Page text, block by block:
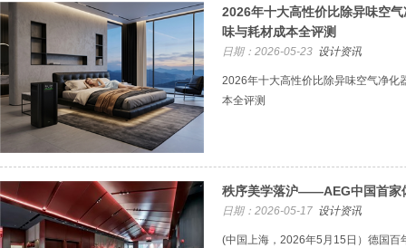
2026年十大高性价比除异味空
味与耗材成本全评测
日期：2026-05-23 设计资讯
2026年十大高性价比除异味空气净化
本全评测
秩序美学落沪——AEG中国首家
日期：2026-05-17 设计资讯
(中国上海，2026年5月15日）德国百